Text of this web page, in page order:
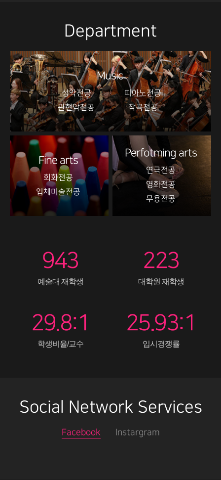
Department
Music
성악전공
피아노전공
관현악전공
작곡전공
Fine arts
회화전공
입체미술전공
Perfotming arts
연극전공
영화전공
무용전공
943
예술대 재학생
223
대학원 재학생
29.8:1
학생비율/교수
25.93:1
입시경쟁률
Social Network Services
Facebook Instargram